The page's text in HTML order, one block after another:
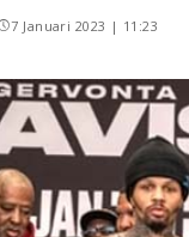
7 Januari 2023 | 11:23